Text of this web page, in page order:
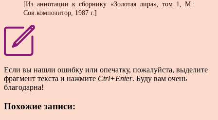
[Из аннотации к сборнику «Золотая лира», том 1, М.:
Сов.композитор, 1987 г.]
Если вы нашли ошибку или опечатку, пожалуйста, выделите
фрагмент текста и нажмите Ctrl+Enter. Буду вам очень
благодарна!
Похожие записи: